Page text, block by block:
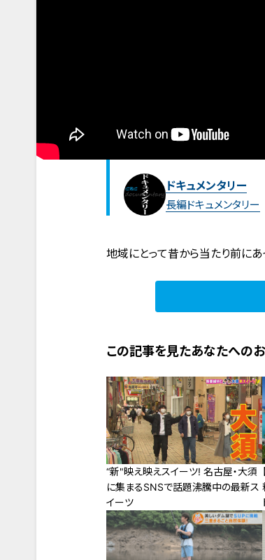
ドキュメンタリー
長編ドキュメンタリー
地域にとって昔から当たり前に
この記事を見たあなたへの
“新"映え映えスイーツ! 名古屋・大須
に集まるSNSで話題沸騰中の最新ス
イーツ